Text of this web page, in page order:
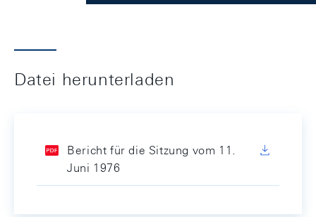
Datei herunterladen
Bericht für die Sitzung vom 11.
Juni 1976